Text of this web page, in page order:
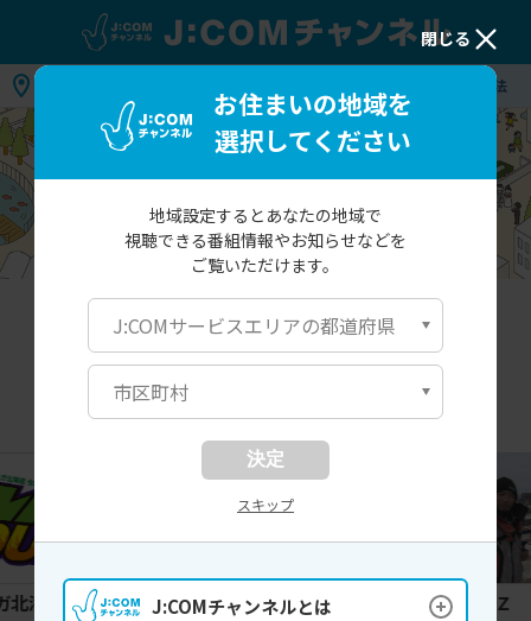
視聴方法
中国・九州
北海道・東北
MIRAI Style SAPPORO 釣りバカＺ
閉じる
お住まいの地域を
選択してください
地域設定するとあなたの地域で
視聴できる番組情報やお知らせなどを
ご覧いただけます。
J:COMサービスエリアの都道府県
市区町村
決定
スキップ
J:COMチャンネルとは